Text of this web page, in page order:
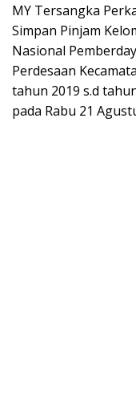
MY Tersangka
Simpan Pinjam
Nasional
Perdesaan
tahun 2019 s.d
pada Rabu 21